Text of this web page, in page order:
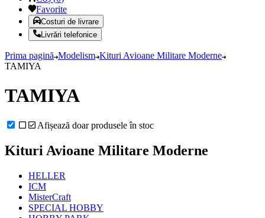
Favorite
Costuri de livrare
Livrări telefonice
Prima pagină Modelism Kituri Avioane Militare Moderne
TAMIYA
TAMIYA
Afișează doar produsele în stoc
Kituri Avioane Militare Moderne
HELLER
ICM
MisterCraft
SPECIAL HOBBY